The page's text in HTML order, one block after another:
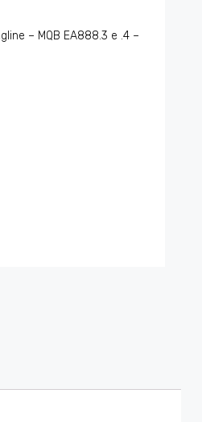
– MQB EA888.3 e .4 –